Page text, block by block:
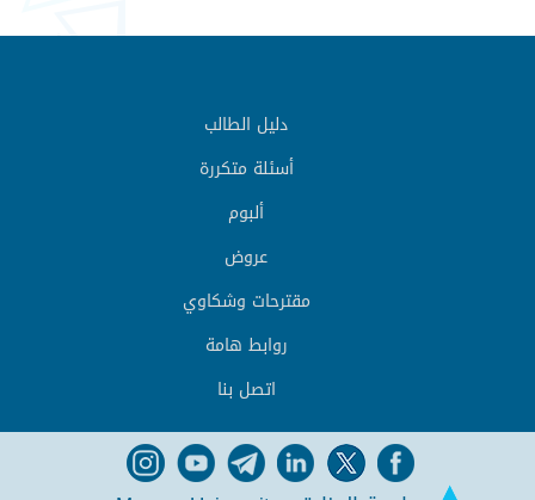
دليل الطالب
أسئلة متكررة
ألبوم
عروض
مقترحات وشكاوي
روابط هامة
اتصل بنا